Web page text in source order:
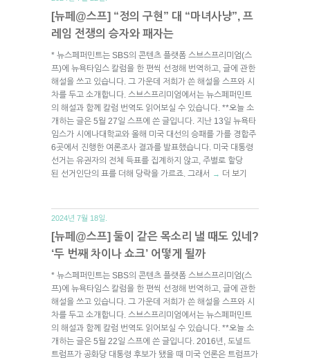
[뉴페@스프] “정의 구현” 대 “마녀사냥”, 프
레임 전쟁의 승자와 패자는
* 뉴스페퍼민트는 SBS의 콘텐츠 플랫폼 스브스프리미엄(스
프)에 뉴욕타임스 칼럼을 한 편씩 선정해 번역하고, 글에 관한
해설을 쓰고 있습니다. 그 가운데 저희가 쓴 해설을 스프와 시
차를 두고 소개합니다. 스브스프리미엄에서는 뉴스페퍼민트
의 해설과 함께 칼럼 번역도 읽어보실 수 있습니다. **오늘 소
개하는 글은 5월 27일 스프에 쓴 글입니다. 지난 13일 뉴욕타
임스가 시에나대학교와 올해 미국 대선의 승패를 가를 경합주
6곳에서 진행한 여론조사 결과를 발표했습니다. 미국 대통령
선거는 유권자의 전체 득표를 집계하지 않고, 주별로 할당
된 선거인단의 표를 더해 당락을 가르죠. 그래서
→ 더 보기
2024년 7월 18일.
[뉴페@스프] 둘이 같은 목소리 낼 때도 있네?
‘두 번째 차이나 쇼크’ 어떻게 될까
* 뉴스페퍼민트는 SBS의 콘텐츠 플랫폼 스브스프리미엄(스
프)에 뉴욕타임스 칼럼을 한 편씩 선정해 번역하고, 글에 관한
해설을 쓰고 있습니다. 그 가운데 저희가 쓴 해설을 스프와 시
차를 두고 소개합니다. 스브스프리미엄에서는 뉴스페퍼민트
의 해설과 함께 칼럼 번역도 읽어보실 수 있습니다. **오늘 소
개하는 글은 5월 22일 스프에 쓴 글입니다. 2016년, 도널드
트럼프가 공화당 대통령 후보가 됐을 때 미국 언론은 트럼프가